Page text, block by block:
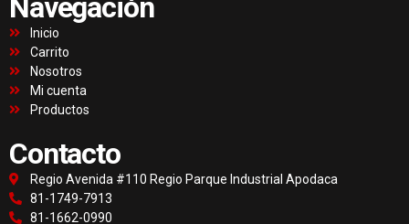
Inicio
Carrito
Nosotros
Mi cuenta
Productos
Contacto
Regio Avenida #110 Regio Parque Industrial Apodaca
81-1749-7913
81-1662-0990